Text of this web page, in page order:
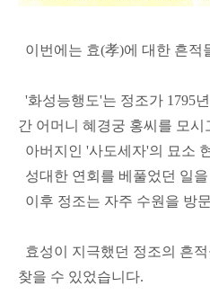
이번에는 효(孝)에 대한 흔적
'화성능행도'는 정조가 1795
간 어머니 혜경궁 홍씨를 모시
아버지인 '사도세자'의 묘소
성대한 연회를 베풀었던 일
이후 정조는 자주 수원을 방
효성이 지극했던 정조의 흔
찾을 수 있었습니다.